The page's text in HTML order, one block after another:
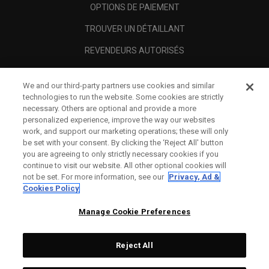
OPTIONS DE PAIEMENT
TROUVER UN DÉTAILLANT
REVENDEURS AUTORISÉS
A PROPOS
MENTIONS LÉGALES
We and our third-party partners use cookies and similar
technologies to run the website. Some cookies are strictly
necessary. Others are optional and provide a more
personalized experience, improve the way our websites
work, and support our marketing operations; these will only
be set with your consent. By clicking the ‘Reject All' button
you are agreeing to only strictly necessary cookies if you
continue to visit our website. All other optional cookies will
not be set. For more information, see our Privacy, Ad &
Cookies Policy
Manage Cookie Preferences
Reject All